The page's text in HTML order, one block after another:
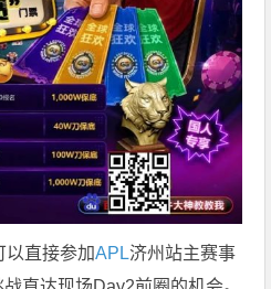
以直接参加APL济州站主赛事